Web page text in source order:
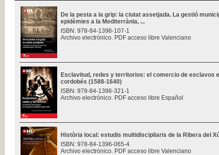
De la pesta a la grip: la ciutat assetjada. La gestió
epidèmies a la Mediterrània, ...
ISBN: 978-84-1396-107-1
Archivo electrónico. PDF acceso libre Valenciano
Esclavitud, redes y territorios: el comercio de esclavos
cordobés (1588-1640)
ISBN: 978-84-1396-321-1
Archivo electrónico. PDF acceso libre Español
Història local: estudis multidiscipliaris de la Ribera del
ISBN: 978-84-1396-065-4
Archivo electrónico. PDF acceso libre Valenciano